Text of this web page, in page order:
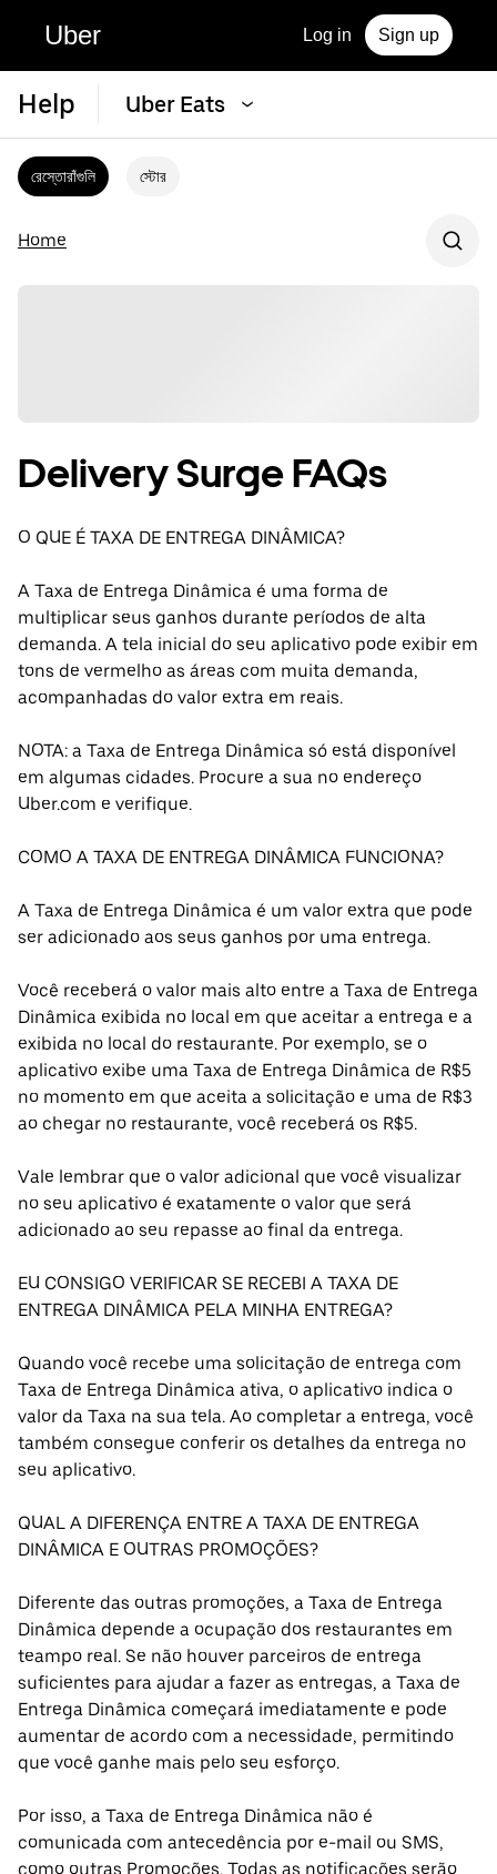
Uber Log in Sign up
Help Uber Eats
রেস্তোরাঁগুলি স্টোর
Home
Delivery Surge FAQs
O QUE É TAXA DE ENTREGA DINÂMICA?
A Taxa de Entrega Dinâmica é uma forma de
multiplicar seus ganhos durante períodos de alta
demanda. A tela inicial do seu aplicativo pode exibir em
tons de vermelho as áreas com muita demanda,
acompanhadas do valor extra em reais.
NOTA: a Taxa de Entrega Dinâmica só está disponível
em algumas cidades. Procure a sua no endereço
Uber.com e verifique.
COMO A TAXA DE ENTREGA DINÂMICA FUNCIONA?
A Taxa de Entrega Dinâmica é um valor extra que pode
ser adicionado aos seus ganhos por uma entrega.
Você receberá o valor mais alto entre a Taxa de Entrega
Dinâmica exibida no local em que aceitar a entrega e a
exibida no local do restaurante. Por exemplo, se o
aplicativo exibe uma Taxa de Entrega Dinâmica de R$5
no momento em que aceita a solicitação e uma de R$3
ao chegar no restaurante, você receberá os R$5.
Vale lembrar que o valor adicional que você visualizar
no seu aplicativo é exatamente o valor que será
adicionado ao seu repasse ao final da entrega.
EU CONSIGO VERIFICAR SE RECEBI A TAXA DE
ENTREGA DINÂMICA PELA MINHA ENTREGA?
Quando você recebe uma solicitação de entrega com
Taxa de Entrega Dinâmica ativa, o aplicativo indica o
valor da Taxa na sua tela. Ao completar a entrega, você
também consegue conferir os detalhes da entrega no
seu aplicativo.
QUAL A DIFERENÇA ENTRE A TAXA DE ENTREGA
DINÂMICA E OUTRAS PROMOÇÕES?
Diferente das outras promoções, a Taxa de Entrega
Dinâmica depende a ocupação dos restaurantes em
teampo real. Se não houver parceiros de entrega
suficientes para ajudar a fazer as entregas, a Taxa de
Entrega Dinâmica começará imediatamente e pode
aumentar de acordo com a necessidade, permitindo
que você ganhe mais pelo seu esforço.
Por isso, a Taxa de Entrega Dinâmica não é
comunicada com antecedência por e-mail ou SMS,
como outras Promoções. Todas as notificações serão